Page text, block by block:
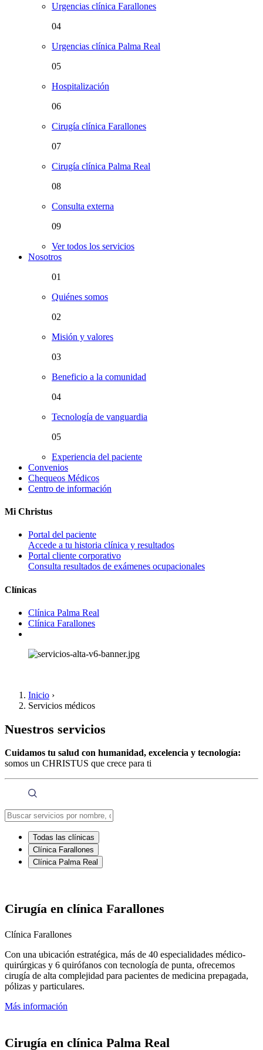
Urgencias clínica Farallones
04
Urgencias clínica Palma Real
05
Hospitalización
06
Cirugía clínica Farallones
07
Cirugía clínica Palma Real
08
Consulta externa
09
Ver todos los servicios
Nosotros
01
Quiénes somos
02
Misión y valores
03
Beneficio a la comunidad
04
Tecnología de vanguardia
05
Experiencia del paciente
Convenios
Chequeos Médicos
Centro de información
Mi Christus
Portal del paciente
Accede a tu historia clínica y resultados
Portal cliente corporativo
Consulta resultados de exámenes ocupacionales
Clínicas
Clínica Palma Real
Clínica Farallones
Inicio ›
Servicios médicos
Nuestros servicios
Cuidamos tu salud con humanidad, excelencia y tecnología:
somos un CHRISTUS que crece para ti
Todas las clínicas
Clínica Farallones
Clínica Palma Real
Cirugía en clínica Farallones
Clínica Farallones
Con una ubicación estratégica, más de 40 especialidades médico-
quirúrgicas y 6 quirófanos con tecnología de punta, ofrecemos
cirugía de alta complejidad para pacientes de medicina prepagada,
pólizas y particulares.
Más información
Cirugía en clínica Palma Real